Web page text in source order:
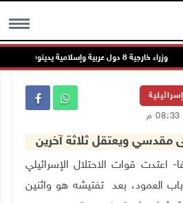
MENU وزراء خارجية 8 دول عربية وإسلامية يدينون الانتهاكات الإسرائيلية المتواصلة في غزة
مقدسي ويعتقل ثلاثة آخرين
20-3-2023 وفا- اعتدت قوات الاحتلال الإسرائيلي
العمود، بعد تفتيشه هو واثنين